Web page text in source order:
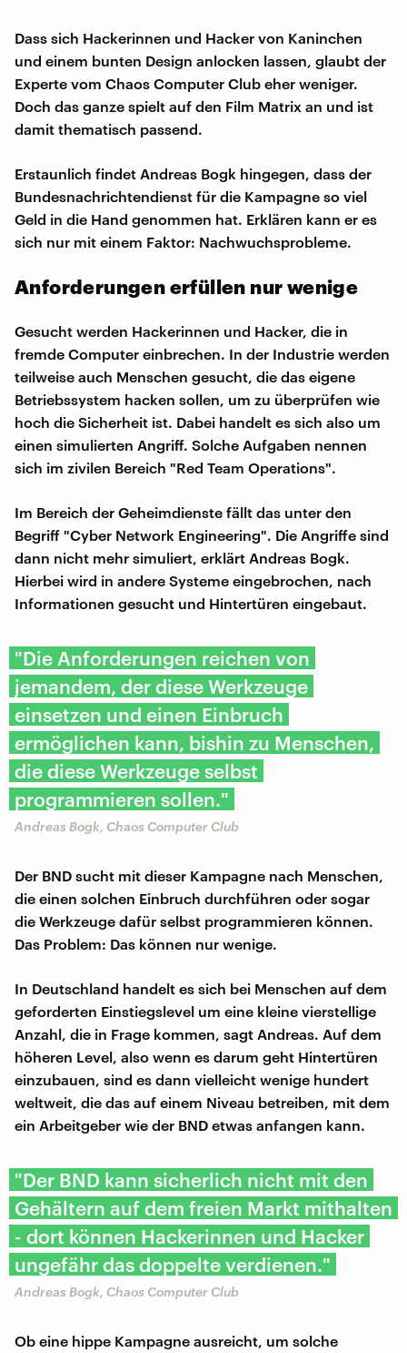
Dass sich Hackerinnen und Hacker von Kaninchen
und einem bunten Design anlocken lassen, glaubt der
Experte vom Chaos Computer Club eher weniger.
Doch das ganze spielt auf den Film Matrix an und ist
damit thematisch passend.
Erstaunlich findet Andreas Bogk hingegen, dass der
Bundesnachrichtendienst für die Kampagne so viel
Geld in die Hand genommen hat. Erklären kann er es
sich nur mit einem Faktor: Nachwuchsprobleme.
Anforderungen erfüllen nur wenige
Gesucht werden Hackerinnen und Hacker, die in
fremde Computer einbrechen. In der Industrie werden
teilweise auch Menschen gesucht, die das eigene
Betriebssystem hacken sollen, um zu überprüfen wie
hoch die Sicherheit ist. Dabei handelt es sich also um
einen simulierten Angriff. Solche Aufgaben nennen
sich im zivilen Bereich "Red Team Operations".
Im Bereich der Geheimdienste fällt das unter den
Begriff "Cyber Network Engineering". Die Angriffe sind
dann nicht mehr simuliert, erklärt Andreas Bogk.
Hierbei wird in andere Systeme eingebrochen, nach
Informationen gesucht und Hintertüren eingebaut.
"Die Anforderungen reichen von
jemandem, der diese Werkzeuge
einsetzen und einen Einbruch
ermöglichen kann, bishin zu Menschen,
die diese Werkzeuge selbst
programmieren sollen."
Andreas Bogk, Chaos Computer Club
Der BND sucht mit dieser Kampagne nach Menschen,
die einen solchen Einbruch durchführen oder sogar
die Werkzeuge dafür selbst programmieren können.
Das Problem: Das können nur wenige.
In Deutschland handelt es sich bei Menschen auf dem
geforderten Einstiegslevel um eine kleine vierstellige
Anzahl, die in Frage kommen, sagt Andreas. Auf dem
höheren Level, also wenn es darum geht Hintertüren
einzubauen, sind es dann vielleicht wenige hundert
weltweit, die das auf einem Niveau betreiben, mit dem
ein Arbeitgeber wie der BND etwas anfangen kann.
"Der BND kann sicherlich nicht mit den
Gehältern auf dem freien Markt mithalten
- dort können Hackerinnen und Hacker
ungefähr das doppelte verdienen."
Andreas Bogk, Chaos Computer Club
Ob eine hippe Kampagne ausreicht, um solche